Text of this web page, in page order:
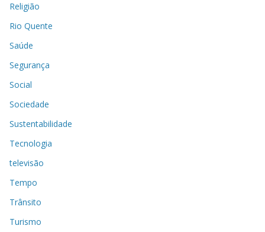
Religião
Rio Quente
Saúde
Segurança
Social
Sociedade
Sustentabilidade
Tecnologia
televisão
Tempo
Trânsito
Turismo